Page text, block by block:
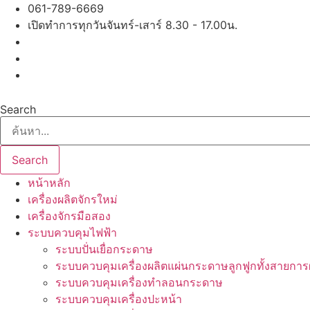
Skip
content
061-789-6669
เปิดทำการทุกวันจันทร์-เสาร์ 8.30 - 17.00น.
Search
Search
หน้าหลัก
เครื่องผลิตจักรใหม่
เครื่องจักรมือสอง
ระบบควบคุมไฟฟ้า
ระบบปั่นเยื่อกระดาษ
ระบบควบคุมเครื่องผลิตแผ่นกระดาษลูกฟูกทั้งสายกา
ระบบควบคุมเครื่องทำลอนกระดาษ
ระบบควบคุมเครื่องปะหน้า